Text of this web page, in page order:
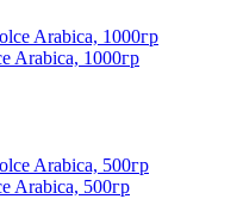
Arabica, 1000гр
Arabica, 500гр